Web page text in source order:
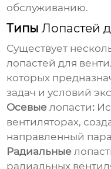
обслуживанию.
ТипыЛопастей
Существует
лопастей для
которых
задач и условий
Осевыелопасти:
вентиляторах,
направленный
Радиальные
радиальных